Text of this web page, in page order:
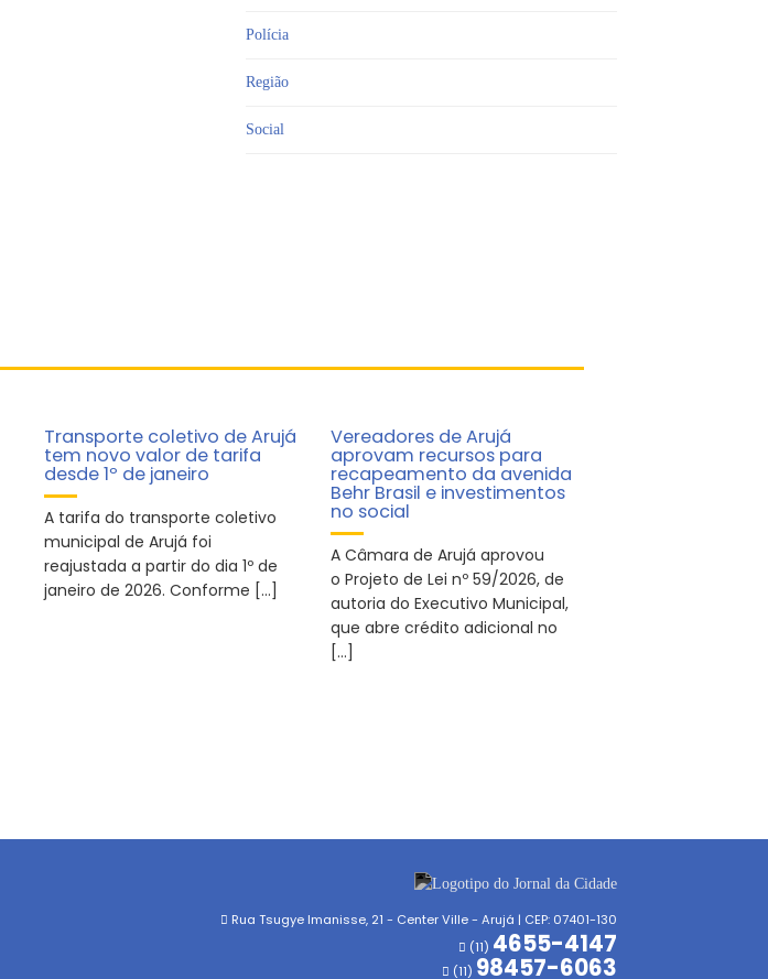
Polícia
Região
Social
Transporte coletivo de Arujá
tem novo valor de tarifa
desde 1º de janeiro
A tarifa do transporte coletivo
municipal de Arujá foi
reajustada a partir do dia 1º de
janeiro de 2026. Conforme […]
Vereadores de Arujá
aprovam recursos para
recapeamento da avenida
Behr Brasil e investimentos
no social
A Câmara de Arujá aprovou
o Projeto de Lei nº 59/2026, de
autoria do Executivo Municipal,
que abre crédito adicional no
[…]
Rua Tsugye Imanisse, 21 - Center Ville - Arujá | CEP: 07401-130
(11) 4655-4147
(11) 98457-6063